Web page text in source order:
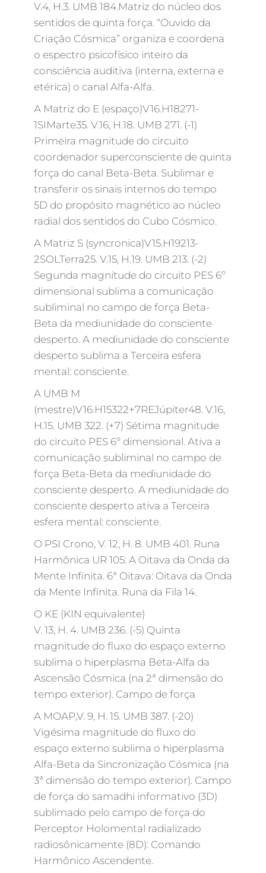
V.4, H.3. UMB 184.Matriz do núcleo dos
sentidos de quinta força. “Ouvido da
Criação Cósmica” organiza e coordena
o espectro psicofísico inteiro da
consciência auditiva (interna, externa e
etérica) o canal Alfa-Alfa.
A Matriz do E (espaço)V16.H18271-
1SIMarte35. V.16, H.18. UMB 271. (-1)
Primeira magnitude do circuito
coordenador superconsciente de quinta
força do canal Beta-Beta. Sublimar e
transferir os sinais internos do tempo
5D do propósito magnético ao núcleo
radial dos sentidos do Cubo Cósmico.
A Matriz S (syncronica)V15.H19213-
2SOLTerra25. V.15, H.19. UMB 213. (-2)
Segunda magnitude do circuito PES 6º
dimensional sublima a comunicação
subliminal no campo de força Beta-
Beta da mediunidade do consciente
desperto. A mediunidade do consciente
desperto sublima a Terceira esfera
mental: consciente.
A UMB M
(mestre)V16.H15322+7REJúpiter48. V.16,
H.15. UMB 322. (+7) Sétima magnitude
do circuito PES 6º dimensional. Ativa a
comunicação subliminal no campo de
força Beta-Beta da mediunidade do
consciente desperto. A mediunidade do
consciente desperto ativa a Terceira
esfera mental: consciente.
O PSI Crono, V. 12, H. 8. UMB 401. Runa
Harmônica UR 105: A Oitava da Onda da
Mente Infinita. 6ª Oitava: Oitava da Onda
da Mente Infinita. Runa da Fila 14.
O KE (KIN equivalente)
V. 13, H. 4. UMB 236. (-5) Quinta
magnitude do fluxo do espaço externo
sublima o hiperplasma Beta-Alfa da
Ascensão Cósmica (na 2ª dimensão do
tempo exterior). Campo de força
A MOAP,V. 9, H. 15. UMB 387. (-20)
Vigésima magnitude do fluxo do
espaço externo sublima o hiperplasma
Alfa-Beta da Sincronização Cósmica (na
3ª dimensão do tempo exterior). Campo
de força do samadhi informativo (3D)
sublimado pelo campo de força do
Perceptor Holomental radializado
radiosônicamente (8D): Comando
Harmônico Ascendente.